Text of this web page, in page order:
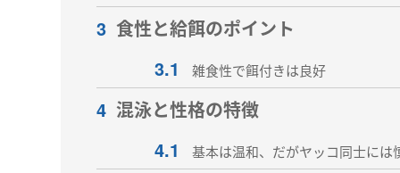
3 食性と給餌のポイント
3.1
雑食性で餌付きは良好
4 混泳と性格の特徴
4.1
基本は温和、だがヤッコ同士には